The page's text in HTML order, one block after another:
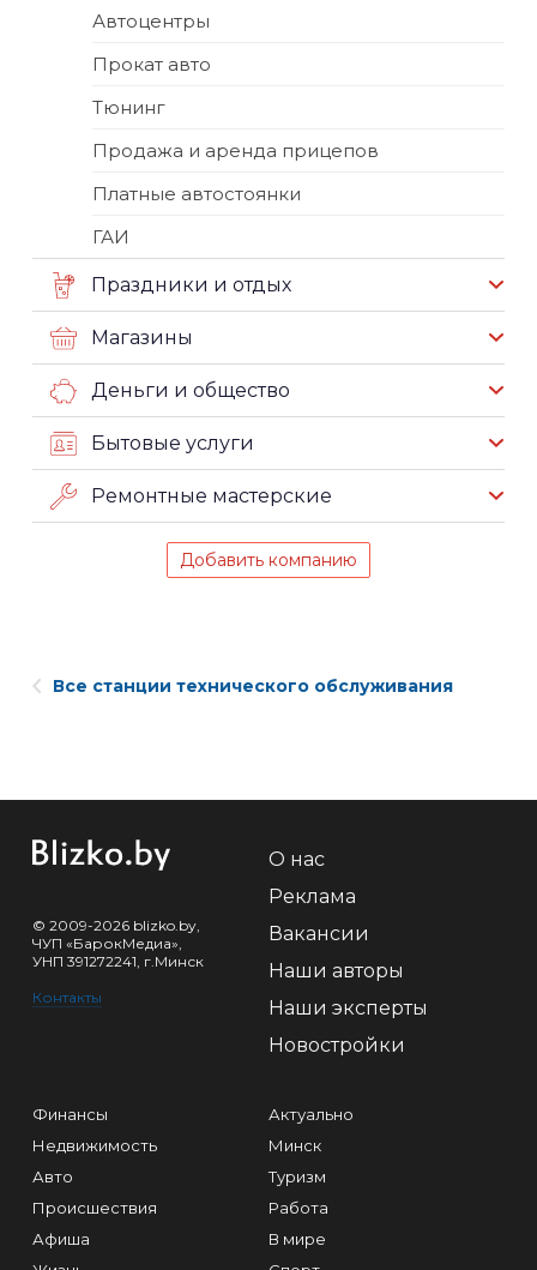
Автоцентры
Прокат авто
Тюнинг
Продажа и аренда прицепов
Платные автостоянки
ГАИ
Праздники и отдых
Магазины
Деньги и общество
Бытовые услуги
Ремонтные мастерские
Добавить компанию
Все станции технического обслуживания
© 2009-2026 blizko.by,
ЧУП «БарокМедиа»,
УНП 391272241, г.Минск
Контакты
О нас
Реклама
Вакансии
Наши авторы
Наши эксперты
Новостройки
Финансы
Недвижимость
Авто
Происшествия
Афиша
Актуально
Минск
Туризм
Работа
В мире